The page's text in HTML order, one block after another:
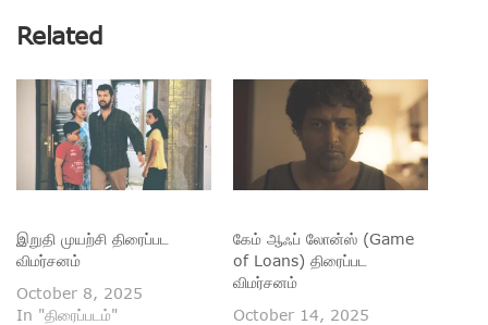
Related
இறுதி முயற்சி திரைப்பட
விமர்சனம்
October 8, 2025
In "திரைப்படம்"
கேம் ஆஃப் லோன்ஸ் (Game
of Loans) திரைப்பட
விமர்சனம்
October 14, 2025